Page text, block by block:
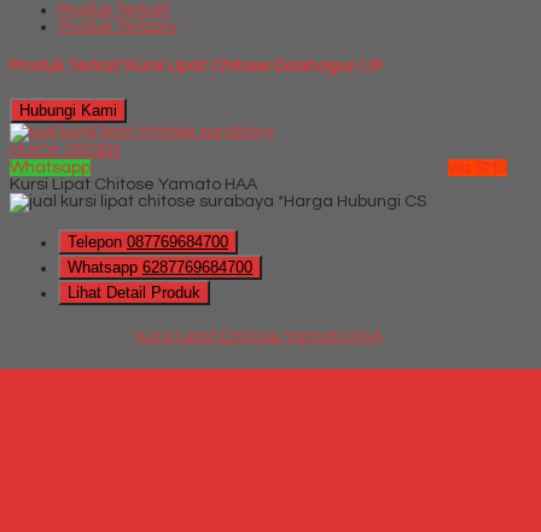
Produk Terkait
Produk Terbaru
Produk Terkait Kursi Lipat Chitose Daishogun UP
Hubungi Kami
QUICK ORDER
Whatsapp
via SMS
Kursi Lipat Chitose Yamato HAA
*Harga Hubungi CS
Telepon 087769684700
Whatsapp 6287769684700
Lihat Detail Produk
Kursi Lipat Chitose Yamato HAA